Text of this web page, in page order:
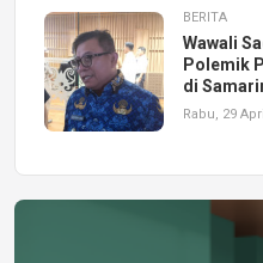
BERITA
Wawali
Polemik
di
Rabu, 29